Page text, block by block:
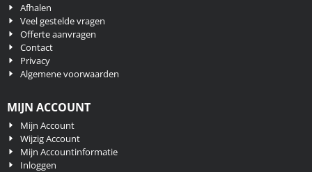
Afhalen
Veel gestelde vragen
Offerte aanvragen
Contact
Privacy
Algemene voorwaarden
MIJN ACCOUNT
Mijn Account
Wijzig Account
Mijn Accountinformatie
Inloggen